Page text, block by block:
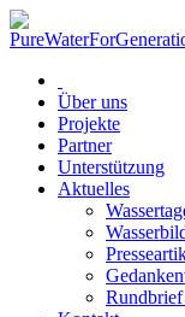
Über uns
Projekte
Partner
Unterstützung
Aktuelles
Rundbrief